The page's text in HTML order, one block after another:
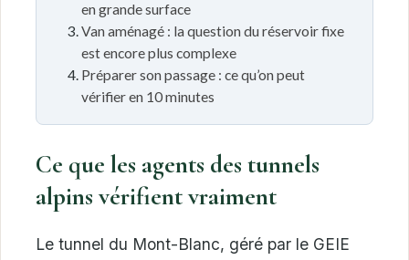
en grande surface
Van aménagé : la question du réservoir fixe
est encore plus complexe
Préparer son passage : ce qu’on peut
vérifier en 10 minutes
Ce que les agents des tunnels
alpins vérifient vraiment
Le tunnel du Mont-Blanc, géré par le GEIE